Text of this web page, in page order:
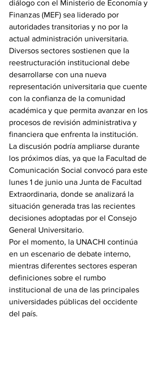
diálogo con el Ministerio de Economía y
Finanzas (MEF) sea liderado por
autoridades transitorias y no por la
actual administración universitaria.
Diversos sectores sostienen que la
reestructuración institucional debe
desarrollarse con una nueva
representación universitaria que cuente
con la confianza de la comunidad
académica y que permita avanzar en los
procesos de revisión administrativa y
financiera que enfrenta la institución.
La discusión podría ampliarse durante
los próximos días, ya que la Facultad de
Comunicación Social convocó para este
lunes 1 de junio una Junta de Facultad
Extraordinaria, donde se analizará la
situación generada tras las recientes
decisiones adoptadas por el Consejo
General Universitario.
Por el momento, la UNACHI continúa
en un escenario de debate interno,
mientras diferentes sectores esperan
definiciones sobre el rumbo
institucional de una de las principales
universidades públicas del occidente
del país.